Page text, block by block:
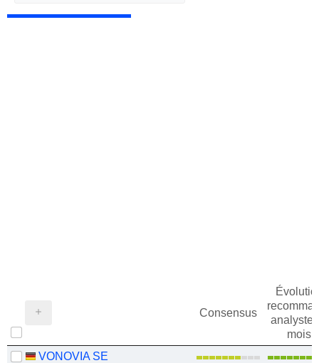
Consensus
mois
VONOVIA SE